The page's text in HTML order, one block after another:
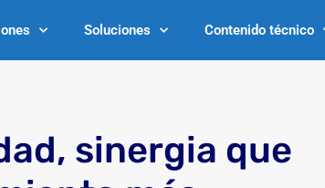
Soluciones Contenido técnico
sinergia que